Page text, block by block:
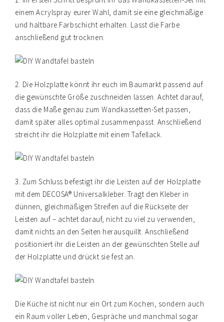
einem Acrylspray eurer Wahl, damit sie eine gleichmäßige
und haltbare Farbschicht erhalten. Lasst die Farbe
anschließend gut trocknen.
2. Die Holzplatte könnt ihr euch im Baumarkt passend auf
die gewünschte Größe zuschneiden lassen. Achtet darauf,
dass die Maße genau zum Wandkassetten-Set passen,
damit später alles optimal zusammenpasst. Anschließend
streicht ihr die Holzplatte mit einem Tafellack.
3. Zum Schluss befestigt ihr die Leisten auf der Holzplatte
mit dem DECOSA® Universalkleber. Tragt den Kleber in
dünnen, gleichmäßigen Streifen auf die Rückseite der
Leisten auf – achtet darauf, nicht zu viel zu verwenden,
damit nichts an den Seiten herausquillt. Anschließend
positioniert ihr die Leisten an der gewünschten Stelle auf
der Holzplatte und drückt sie fest an.
Die Küche ist nicht nur ein Ort zum Kochen, sondern auch
ein Raum voller Leben, Gespräche und manchmal sogar